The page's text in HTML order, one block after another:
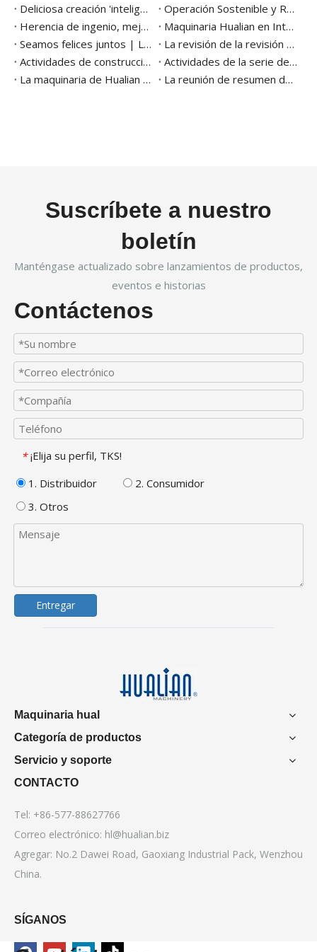
Deliciosa creación 'inteligente' del futuro |Hualian Machinery ayuda a Kuailu Group a crear inteligentemente el sabor de la ciudad natal en la punta de la lengua
Operación Sostenible y Retribución a la Sociedad |Hualian Machinery Group practica la responsabilidad social corporativa a través de acciones concretas
Herencia de ingenio, mejora continua | La actividad de la segunda calidad del mes de la maquinaria hualiana
Maquinaria Hualian en Interpack 2023 - Embalaje inteligente
Seamos felices juntos | Los octavos juegos de diversión del grupo terminaron con éxito
La revisión de la revisión y el recomendación del proyecto de la compañía grupal de la compañía de condimentos se celebró con éxito
Actividades de construcción de fiestas de 2022 del Grupo de Maquinaria Hualian celebradas en Zhejiang Hongcun Camp
Actividades de la serie de mes de calidad de Hualian
La maquinaria de Hualian ganó la empresa de 2020 campeones ocultos de la provincia de Zhejiang
La reunión de resumen de 2020 años de Hualian Machinery Group se mantuvo con éxito
Suscríbete a nuestro
boletín
Manténgase actualizado sobre lanzamientos de productos,
eventos e historias
Contáctenos
* ¡Elija su perfil, TKS!
1. Distribuidor
2. Consumidor
3. Otros
Entregar
Maquinaria hual
Categoría de productos
Servicio y soporte
CONTACTO
Tel: +86-577-88627766
Correo electrónico: hl@hualian.biz
Agregar: No.2 Dawei Road, Gaoxiang Industrial Pack, Wenzhou
China.
SÍGANOS